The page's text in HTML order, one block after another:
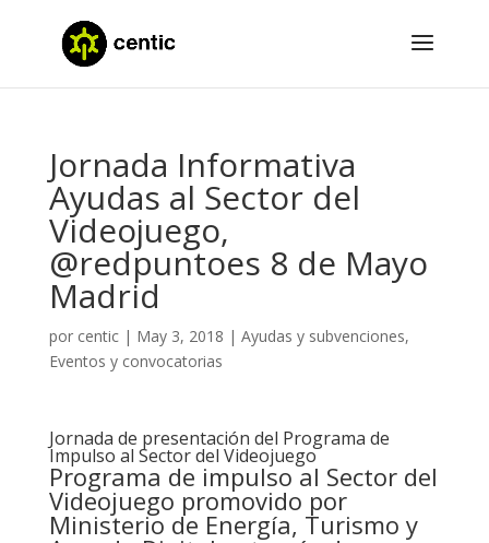
Jornada Informativa
Ayudas al Sector del
Videojuego,
@redpuntoes 8 de Mayo
Madrid
por centic| May 3, 2018 | Ayudas y subvenciones,
Eventos y convocatorias
Jornada de presentación del Programa de
Impulso al Sector del Videojuego
Programa de impulso al Sector del
Videojuego promovido por
Ministerio de Energía, Turismo y